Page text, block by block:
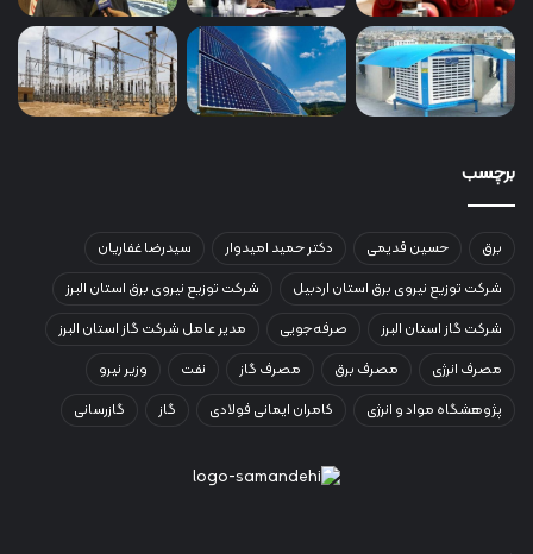
برچسب
برق حسین قدیمی دکتر حمید امیدوار
سیدرضا غفاریان
شرکت توزیع نیروی برق استان اردبیل
شرکت توزیع نیروی برق استان البرز
شرکت گاز استان البرز
صرفه‌جویی
مدیر عامل شرکت گاز استان البرز
مصرف انرژی
مصرف برق مصرف گاز نفت
وزیر نیرو
پژوهشگاه مواد و انرژی
کامران ایمانی فولادی گاز گازرسانی